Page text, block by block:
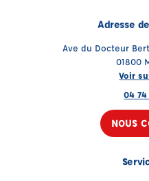
Adresse
Ave du Docteur
01800
Voir
04 74
NOUS